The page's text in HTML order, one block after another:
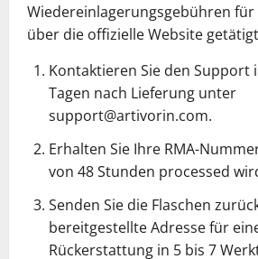
Wiedereinlagerungsgebühren für
über die offizielle Website
Kontaktieren Sie den Support
Tagen nach Lieferung unter
support@artivorin.com.
Erhalten Sie Ihre RMA-
von 48 Stunden processed
Senden Sie die Flaschen
bereitgestellte Adresse für
Rückerstattung in 5 bis 7